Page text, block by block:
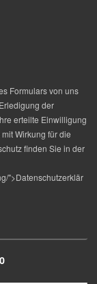
Formulars von uns
der
erteilte Einwilligung
Wirkung für die
finden Sie in der
">Datenschutzerklär